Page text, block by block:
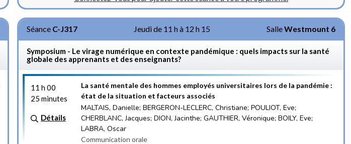
Séance C-J317 Jeudi de 11 h à 12 h 15 SalleWestmount 6
Symposium - Le virage numérique en contexte pandémique : quels impacts sur la santé
globale des apprenants et des enseignants?
11 h 00
25 minutes
Détails
La santé mentale des hommes employés universitaires lors de la pandémie :
état de la situation et facteurs associés
MALTAIS, Danielle; BERGERON-LECLERC, Christiane; POULIOT, Eve;
CHERBLANC, Jacques; DION, Jacinthe; GAUTHIER, Véronique; BOILY, Eve;
LABRA, Oscar
Communication orale